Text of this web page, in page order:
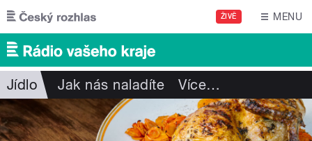
Přejít k hlavnímu obsahu
ŽIVĚ MENU
Jídlo Jak nás naladíte Více…